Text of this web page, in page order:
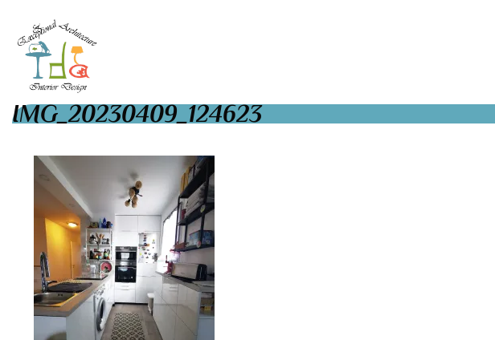
IMG_20230409_124623